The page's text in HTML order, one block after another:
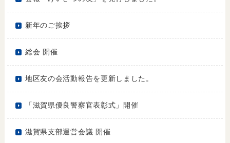
新年のご挨拶
総会 開催
地区友の会活動報告を更新しました。
「滋賀県優良警察官表彰式」開催
滋賀県支部運営会議 開催